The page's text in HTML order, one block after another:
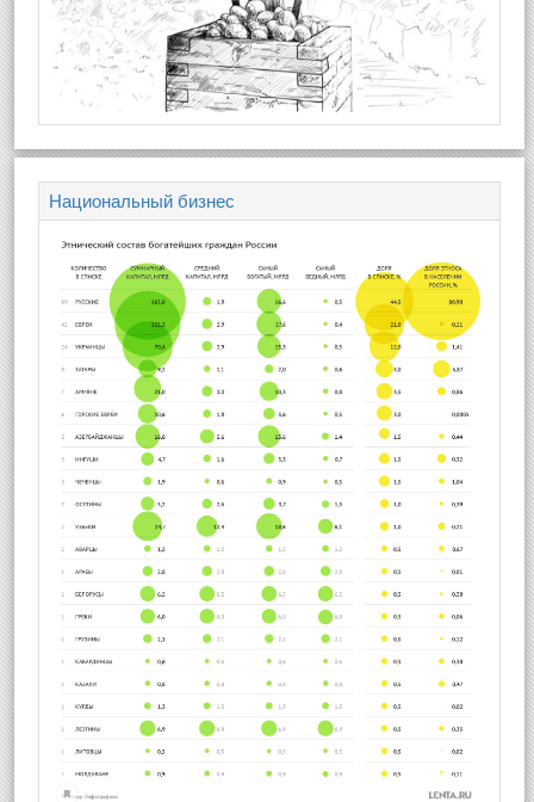
Национальный бизнес